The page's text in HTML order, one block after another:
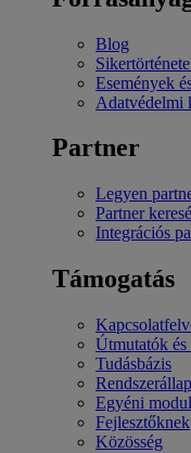
Blog
Események
Adatvédelmi
Partner
Legyen
Partner
Integrációs
Támogatás
Útmutatók
Tudásbázis
Egyéni
Fejlesztőknek
Közösség